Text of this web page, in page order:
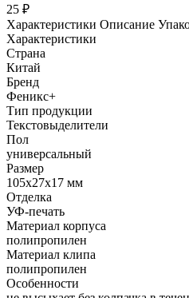
25 ₽
Характеристики Описание
Характеристики
Страна
Китай
Бренд
Феникс+
Тип продукции
Текстовыделители
Пол
универсальный
Размер
105х27х17 мм
Отделка
УФ-печать
Материал корпуса
полипропилен
Материал клипа
полипропилен
Особенности